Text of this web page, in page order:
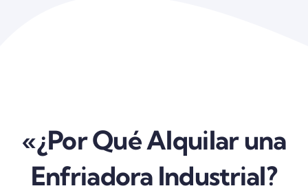
«¿Por Qué Alquilar una
Enfriadora Industrial?